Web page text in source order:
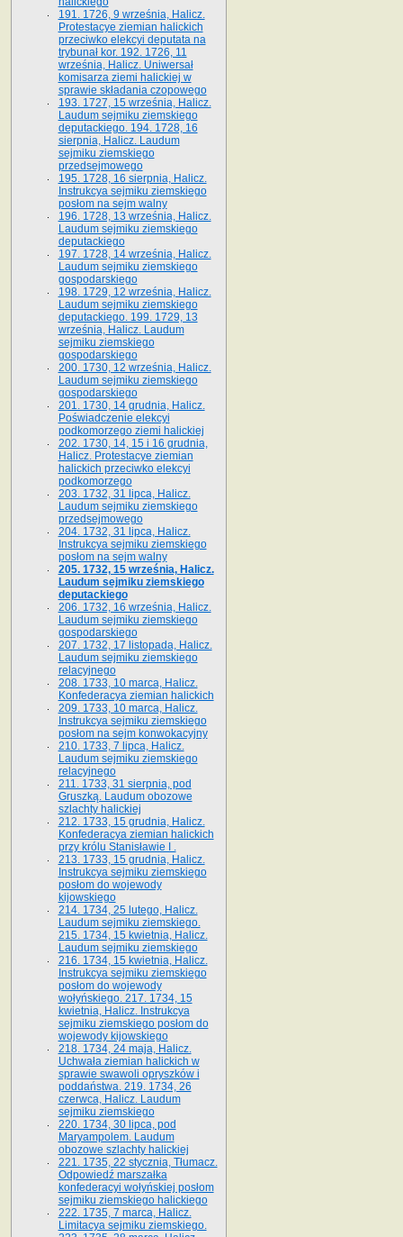
191. 1726, 9 września, Halicz.
Protestacye ziemian halickich
przeciwko elekcyi deputata na
trybunał kor. 192. 1726, 11
września, Halicz. Uniwersał
komisarza ziemi halickiej w
sprawie składania czopowego
193. 1727, 15 września, Halicz.
Laudum sejmiku ziemskiego
deputackiego. 194. 1728, 16
sierpnia, Halicz. Laudum
sejmiku ziemskiego
przedsejmowego
195. 1728, 16 sierpnia, Halicz.
Instrukcya sejmiku ziemskiego
posłom na sejm walny
196. 1728, 13 września, Halicz.
Laudum sejmiku ziemskiego
deputackiego
197. 1728, 14 września, Halicz.
Laudum sejmiku ziemskiego
gospodarskiego
198. 1729, 12 września, Halicz.
Laudum sejmiku ziemskiego
deputackiego. 199. 1729, 13
września, Halicz. Laudum
sejmiku ziemskiego
gospodarskiego
200. 1730, 12 września, Halicz.
Laudum sejmiku ziemskiego
gospodarskiego
201. 1730, 14 grudnia, Halicz.
Poświadczenie elekcyi
podkomorzego ziemi halickiej
202. 1730, 14, 15 i 16 grudnia,
Halicz. Protestacye ziemian
halickich przeciwko elekcyi
podkomorzego
203. 1732, 31 lipca, Halicz.
Laudum sejmiku ziemskiego
przedsejmowego
204. 1732, 31 lipca, Halicz.
Instrukcya sejmiku ziemskiego
posłom na sejm walny
205. 1732, 15 września, Halicz.
Laudum sejmiku ziemskiego
deputackiego
206. 1732, 16 września, Halicz.
Laudum sejmiku ziemskiego
gospodarskiego
207. 1732, 17 listopada, Halicz.
Laudum sejmiku ziemskiego
relacyjnego
208. 1733, 10 marca, Halicz.
Konfederacya ziemian halickich­
209. 1733, 10 marca, Halicz.
Instrukcya sejmiku ziemskiego
posłom na sejm konwokacyjny
210. 1733, 7 lipca, Halicz.
Laudum sejmiku ziemskiego
relacyjnego
211. 1733, 31 sierpnia, pod
Gruszką. Laudum obozowe
szlachty halickiej
212. 1733, 15 grudnia, Halicz.
Konfederacya ziemian halickich
przy królu Stanisławie I .
213. 1733, 15 grudnia, Halicz.
Instrukcya sejmiku ziemskiego
posłom do wojewody
kijowskiego
214. 1734, 25 lutego, Halicz.
Laudum sejmiku ziemskiego.
215. 1734, 15 kwietnia, Halicz.
Laudum sejmiku ziemskiego
216. 1734, 15 kwietnia, Halicz.
Instrukcya sejmiku ziemskiego
posłom do wojewody
wołyńskiego. 217. 1734, 15
kwietnia, Halicz. Instrukcya
sejmiku ziemskiego posłom do
wojewody kijowskiego
218. 1734, 24 maja, Halicz.
Uchwała ziemian halickich w
sprawie swawoli opryszków i
poddaństwa. 219. 1734, 26
czerwca, Halicz. Laudum
sejmiku ziemskiego
220. 1734, 30 lipca, pod
Maryampolem. Laudum
obozowe szlachty halickiej
221. 1735, 22 stycznia, Tłumacz.
Odpowiedź marszałka
konfederacyi wołyńskiej posłom
sejmiku ziemskiego halickiego
222. 1735, 7 marca, Halicz.
Limitacya sejmiku ziemskiego.